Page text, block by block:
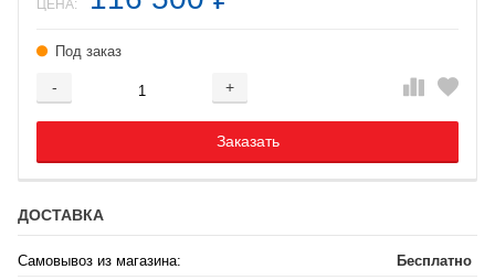
ЦЕНА:
Под заказ
- +
Добавляется...
Заказать
Добавлен
ДОСТАВКА
Самовывоз из магазина:
Бесплатно